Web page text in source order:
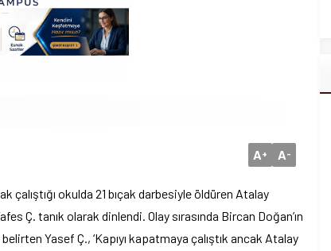
A+ A-
çalıştığı okulda 21 bıçak darbesiyle öldüren Atalay
Ç. tanık olarak dinlendi. Olay sırasında Bircan Doğan’ın
Yasef Ç., ‘Kapıyı kapatmaya çalıştık ancak Atalay